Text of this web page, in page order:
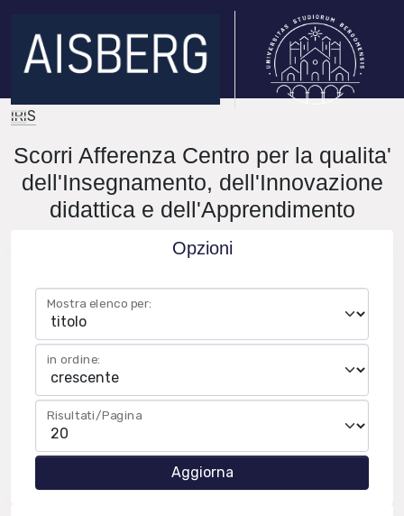
IRIS
Scorri Afferenza Centro per la qualita'
dell'Insegnamento, dell'Innovazione
didattica e dell'Apprendimento
Opzioni
Mostra elenco per:
in ordine:
Risultati/Pagina